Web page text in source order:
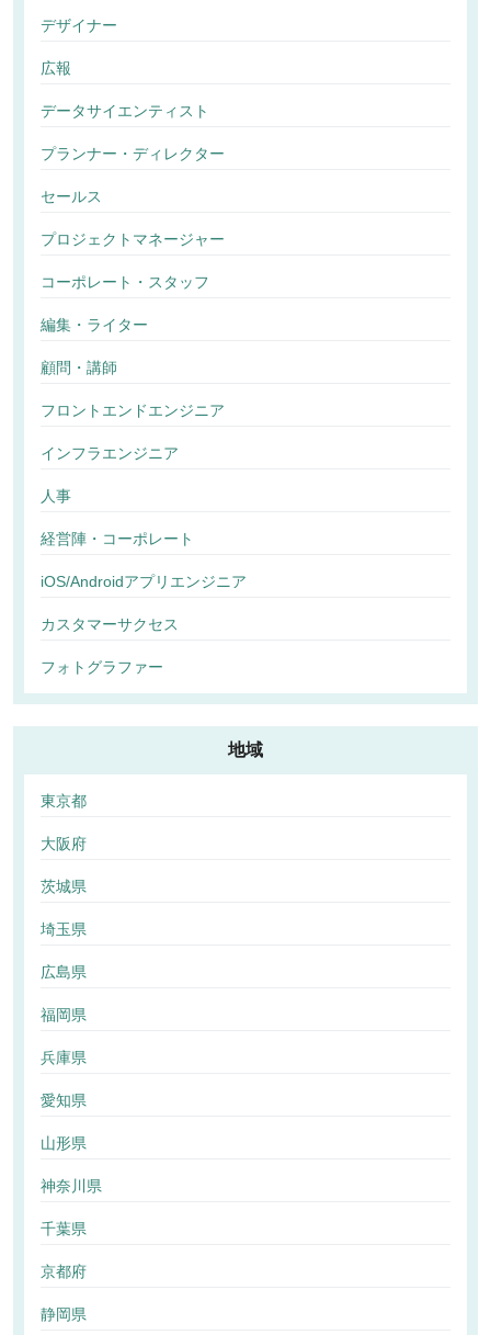
デザイナー
広報
データサイエンティスト
プランナー・ディレクター
セールス
プロジェクトマネージャー
コーポレート・スタッフ
編集・ライター
顧問・講師
フロントエンドエンジニア
インフラエンジニア
人事
経営陣・コーポレート
iOS/Androidアプリエンジニア
カスタマーサクセス
フォトグラファー
地域
東京都
大阪府
茨城県
埼玉県
広島県
福岡県
兵庫県
愛知県
山形県
神奈川県
千葉県
京都府
静岡県